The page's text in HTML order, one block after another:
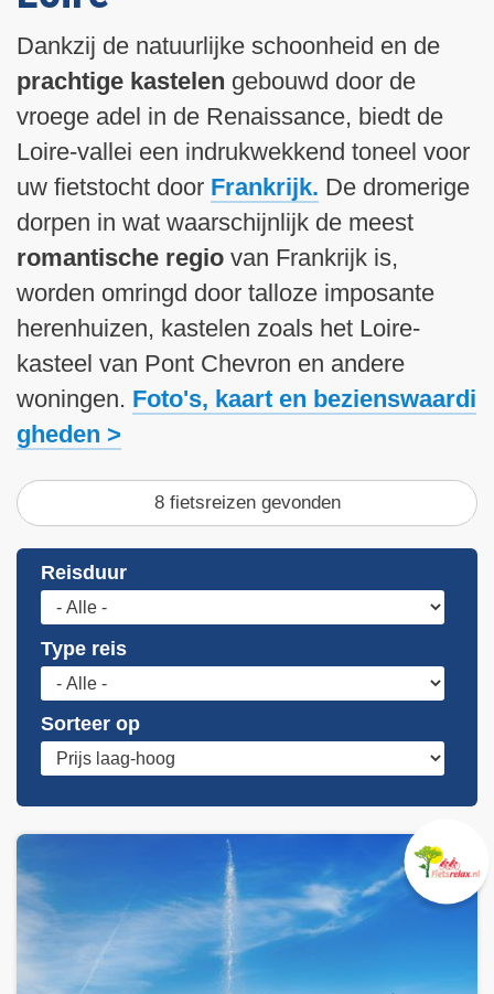
Dankzij de natuurlijke schoonheid en de
prachtige kastelen gebouwd door de
vroege adel in de Renaissance, biedt de
Loire-vallei een indrukwekkend toneel voor
uw fietstocht door Frankrijk. De dromerige
dorpen in wat waarschijnlijk de meest
romantische regio van Frankrijk is,
worden omringd door talloze imposante
herenhuizen, kastelen zoals het Loire-
kasteel van Pont Chevron en andere
woningen. Foto's, kaart en bezienswaardi
gheden
8 fietsreizen gevonden
Reisduur
Type reis
Sorteer op